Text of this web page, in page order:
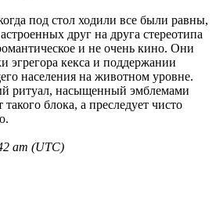
под стол ходили все были равны,
друг на друга стереотипа
и не очень кино. Они
эгрегора кекса и поддержании
населения на животном уровне.
ритуал, насыщенный эмблемами
блока, а преследует чисто
am (UTC)